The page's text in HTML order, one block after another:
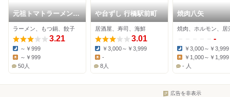
元祖トマトラーメンと
辛めんと元祖トマトも
つ鍋 三味 遠賀郡水巻
みどりんぱーく店
ラーメン、もつ鍋、餃子
3.21
Dinner:
～￥999
Lunch:
～￥999
50人
や台ずし 行橋駅前町
居酒屋、寿司、海鮮
3.01
Dinner:
￥3,000～￥3,999
Lunch:
-
8人
焼肉八矢
焼肉、ホルモン、居
-
Dinner:
￥3,000～￥3,999
Lunch:
￥1,000～￥1,999
- 人
広告を非表示